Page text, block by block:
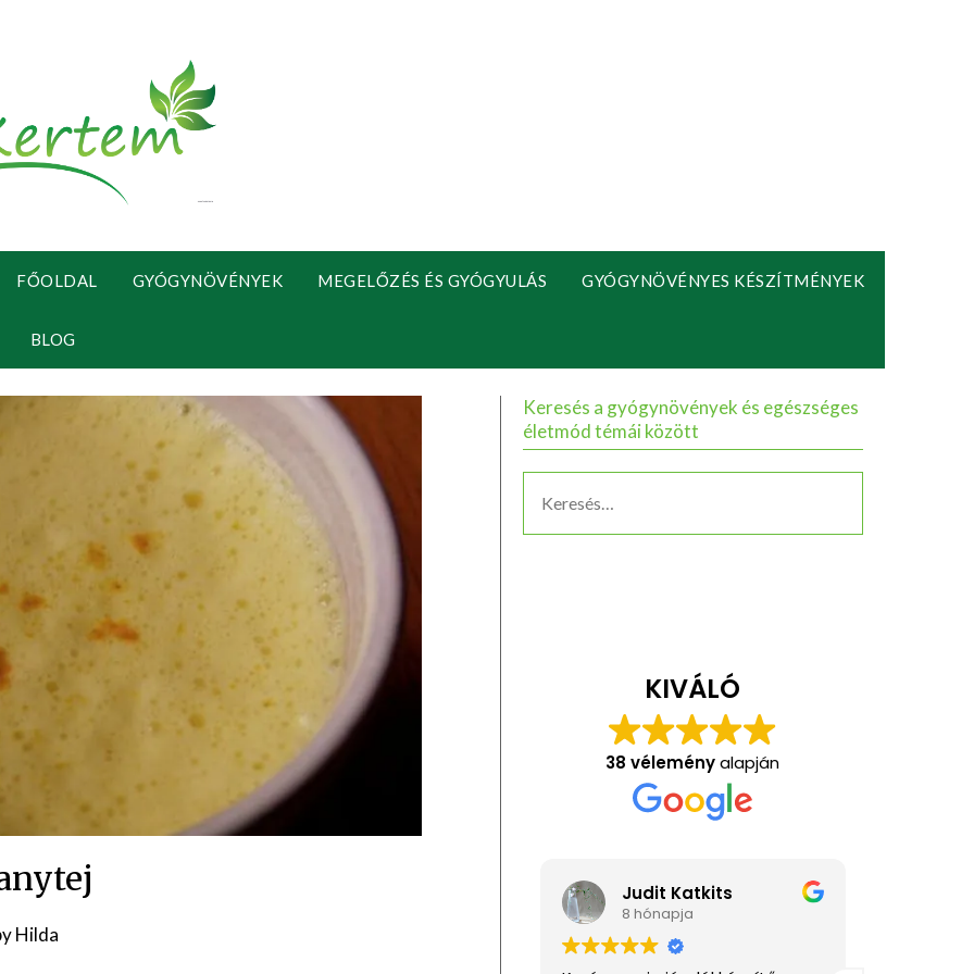
FŐOLDAL GYÓGYNÖVÉNYEK MEGELŐZÉS ÉS GYÓGYULÁS GYÓGYNÖVÉNYES KÉSZÍTMÉNYEK
BLOG
Hilda
Keresés a gyógynövények és egészséges
életmód témái között
KIVÁLÓ
38 véleményalapján
Judit Katkits Anita Kis